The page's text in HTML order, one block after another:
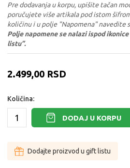
Pre dodavanja u korpu, upišite tačan
poručujete više artikala pod istom
količinu i u polje "Napomena" navedite
Polje napomene se nalazi ispod
listu”.
2.499,00 RSD
Količina:
DODAJ U KORPU
Dodajte proizvod u gift listu